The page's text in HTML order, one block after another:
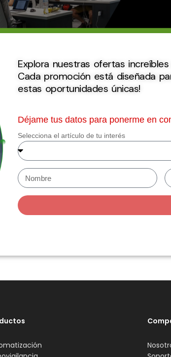
Explora nuestras ofertas
Cada promoción está diseñada
estas oportunidades únicas!
Déjame tus datos para ponerme en
Selecciona el artículo de tu interés